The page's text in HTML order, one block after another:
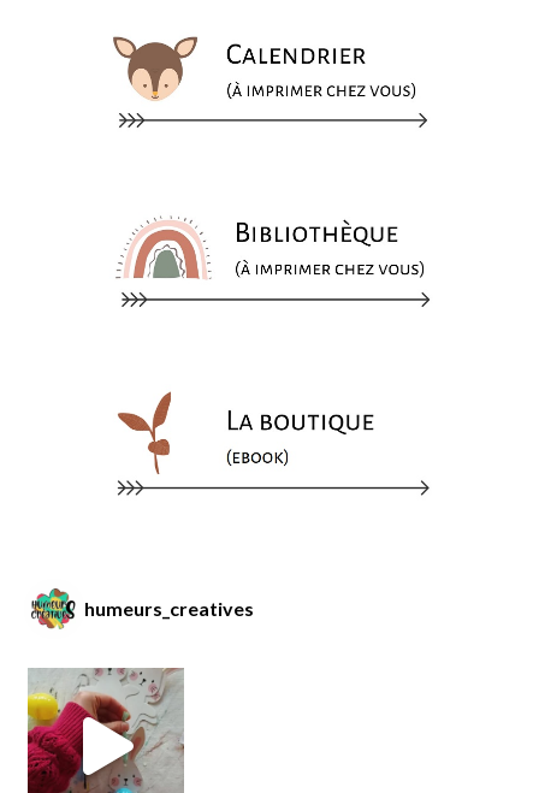
humeurs_creatives